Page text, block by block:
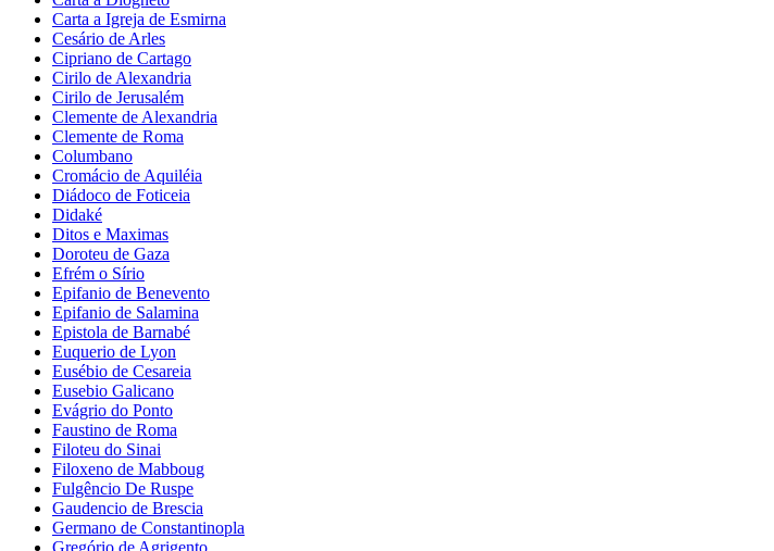
Carta a Igreja de Esmirna
Cesário de Arles
Cipriano de Cartago
Cirilo de Alexandria
Cirilo de Jerusalém
Clemente de Alexandria
Clemente de Roma
Columbano
Cromácio de Aquiléia
Diádoco de Foticeia
Didaké
Ditos e Maximas
Doroteu de Gaza
Efrém o Sírio
Epifanio de Benevento
Epifanio de Salamina
Epistola de Barnabé
Euquerio de Lyon
Eusébio de Cesareia
Eusebio Galicano
Evágrio do Ponto
Faustino de Roma
Filoteu do Sinai
Filoxeno de Mabboug
Fulgêncio De Ruspe
Gaudencio de Brescia
Germano de Constantinopla